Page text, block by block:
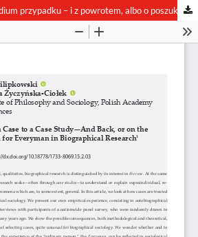
Od przypadku do studium przypadku – i z powrotem, albo o poszukiwaniu everymana w badaniach biograficznych